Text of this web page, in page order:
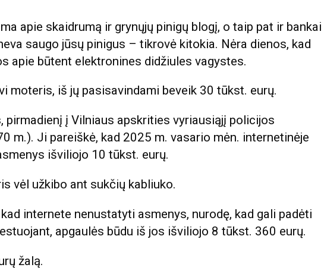
apie skaidrumą ir grynųjų pinigų blogį, o taip pat ir bankai
saugo jūsų pinigus – tikrovė kitokia. Nėra dienos, kad
apie būtent elektronines didžiules vagystes.
moteris, iš jų pasisavindami beveik 30 tūkst. eurų.
pirmadienį į Vilniaus apskrities vyriausiąjį policijos
m.). Ji pareiškė, kad 2025 m. vasario mėn. internetinėje
išviliojo 10 tūkst. eurų.
vėl užkibo ant sukčių kabliuko.
internete nenustatyti asmenys, nurodę, kad gali padėti
apgaulės būdu iš jos išviliojo 8 tūkst. 360 eurų.
žalą.